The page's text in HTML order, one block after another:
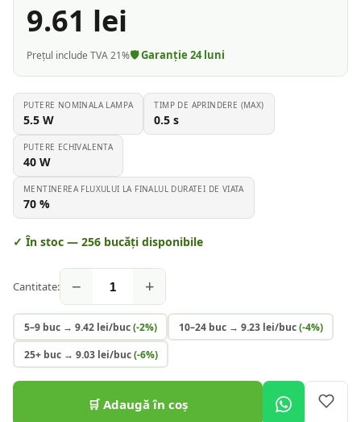
9.61 lei
Prețul include TVA 21%🛡️ Garanție 24luni
PUTERE NOMINALA LAMPA
5.5 W
TIMP DE APRINDERE (MAX)
0.5 s
PUTERE ECHIVALENTA
40 W
MENTINEREA FLUXULUI LA FINALUL DURATEI DE VIATA
70 %
✓ În stoc — 256 bucăți disponibile
Cantitate: − +
5–9 buc→ 9.42lei/buc(-2%) 10–24 buc→ 9.23lei/buc(-4%)
25+ buc→ 9.03lei/buc(-6%)
🛒 Adaugă în coș